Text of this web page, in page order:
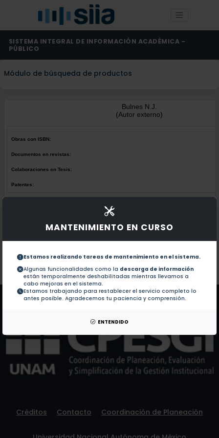
MANTENIMIENTO EN CURSO
Estamos realizando tareas de mantenimiento en el sistema.
Algunas funcionalidades como la descarga de información
están temporalmente deshabilitadas mientras llevamos a
cabo mejoras en el sistema.
Estamos trabajando para restablecer el servicio completo lo
antes posible. Agradecemos tu paciencia y comprensión.
ENTENDIDO
SISTEMA INTEGRAL DE INFORMACIÓN ACADÉMICA -
PÚBLICO
Módulo de búsqueda de productos
Bulnes N.J.
(Autor externo)
Obras con ISBN:
Documentos en revistas:
Colaboraciones en Tesis:
Patentes:
No hay obras de este autor.
Documentos en revistas:
Colaboraciones en Tesis:
Patentes: No hay patentes de este autor.
Créditos Contacto Coordinación de Planeación